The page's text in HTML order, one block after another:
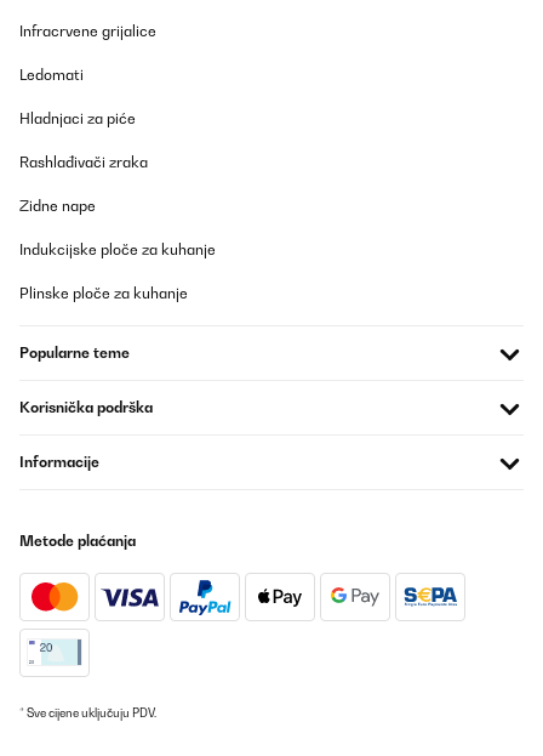
Infracrvene grijalice
Ledomati
Hladnjaci za piće
Rashlađivači zraka
Zidne nape
Indukcijske ploče za kuhanje
Plinske ploče za kuhanje
Popularne teme
Korisnička podrška
Informacije
Metode plaćanja
* Sve cijene uključuju PDV.